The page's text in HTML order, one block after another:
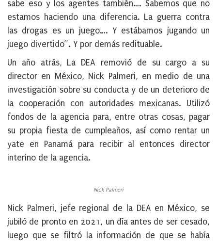
sabe eso y los agentes también…. Sabemos que no
estamos haciendo una diferencia. La guerra contra
las drogas es un juego…. Y estábamos jugando un
juego divertido”. Y por demás redituable.
Un año atrás, La DEA removió de su cargo a su
director en México, Nick Palmeri, en medio de una
investigación sobre su conducta y de un deterioro de
la cooperación con autoridades mexicanas. Utilizó
fondos de la agencia para, entre otras cosas, pagar
su propia fiesta de cumpleaños, así como rentar un
yate en Panamá para recibir al entonces director
interino de la agencia.
Nick Palmeri
Nick Palmeri, jefe regional de la DEA en México, se
jubiló de pronto en 2021, un día antes de ser cesado,
luego que se filtró la información de que se había